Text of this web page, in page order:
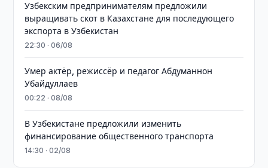
Узбекским предпринимателям предложили
выращивать скот в Казахстане для последующего
экспорта в Узбекистан
22:30 · 06/08
Умер актёр, режиссёр и педагог Абдуманнон
Убайдуллаев
00:22 · 08/08
В Узбекистане предложили изменить
финансирование общественного транспорта
14:30 · 02/08